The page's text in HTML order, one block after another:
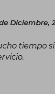
Diciembre,
tiempo